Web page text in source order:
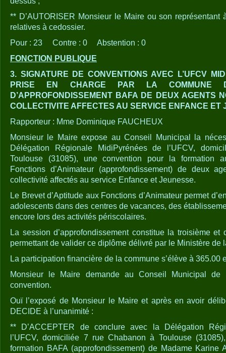
** D’AUTORISER Monsieur le Maire ou son représentant
relatives à cedossier.
Pour : 23 Contre : 0 Abstention : 0
FONCTION PUBLIQUE
3. SIGNATURE DE CONVENTIONS AVEC L’UFCV
PRISE EN CHARGE PAR LA COMMUNE
D’APPROFONDISSEMENT BAFA DE DEUX AGENTS
COLLECTIVITE AFFECTES AU SERVICE ENFANCE ET
Rapporteur : Mme Dominique FAUCHEUX
Monsieur le Maire expose au Conseil Municipal la
Délégation Régionale MidiPyrénées de l’UFCV,
Toulouse (31085), une convention pour la formation
Fonctions d’Animateur (approfondissement) de deux
collectivité affectés au service Enfance et Jeunesse.
Le Brevet d’Aptitude aux Fonctions d’Animateur permet
adolescents dans des centres de vacances, des
encore lors des activités périscolaires.
La session d’approfondissement constitue la troisième et
permettant de valider ce diplôme délivré par le Ministère de
La participation financière de la commune s’élève à 365.00
Monsieur le Maire demande au Conseil Municipal de
convention.
Ouï l’exposé de Monsieur le Maire et après en avoir
DECIDE à l’unanimité :
** D’ACCEPTER de conclure avec la Délégation
l’UFCV, domiciliée 7 rue Chabanon à Toulouse
formation BAFA (approfondissement) de Madame Karine